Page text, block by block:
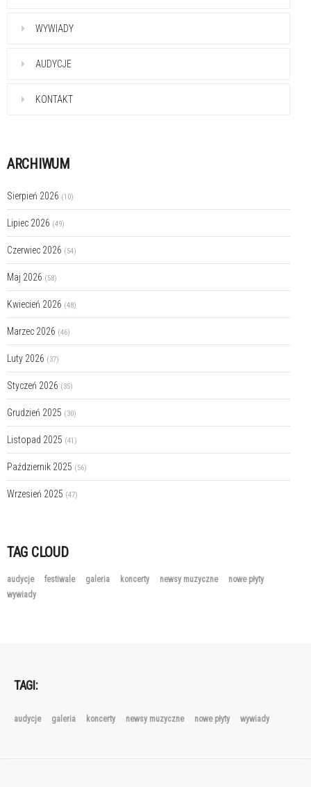
WYWIADY
AUDYCJE
KONTAKT
ARCHIWUM
Sierpień 2026 (10)
Lipiec 2026 (49)
Czerwiec 2026 (54)
Maj 2026 (58)
Kwiecień 2026 (48)
Marzec 2026 (46)
Luty 2026 (37)
Styczeń 2026 (35)
Grudzień 2025 (30)
Listopad 2025 (41)
Październik 2025 (56)
Wrzesień 2025 (47)
TAG CLOUD
audycje festiwale galeria koncerty newsy muzyczne
nowe płyty
wywiady
TAGI:
audycje galeria koncerty newsy muzyczne nowe płyty wywiady